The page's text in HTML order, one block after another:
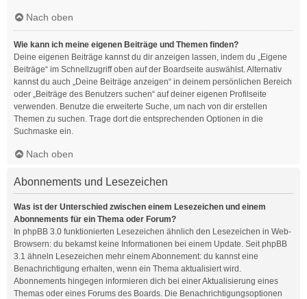
Nach oben
Wie kann ich meine eigenen Beiträge und Themen finden?
Deine eigenen Beiträge kannst du dir anzeigen lassen, indem du „Eigene
Beiträge“ im Schnellzugriff oben auf der Boardseite auswählst. Alternativ
kannst du auch „Deine Beiträge anzeigen“ in deinem persönlichen Bereich
oder „Beiträge des Benutzers suchen“ auf deiner eigenen Profilseite
verwenden. Benutze die erweiterte Suche, um nach von dir erstellen
Themen zu suchen. Trage dort die entsprechenden Optionen in die
Suchmaske ein.
Nach oben
Abonnements und Lesezeichen
Was ist der Unterschied zwischen einem Lesezeichen und einem
Abonnements für ein Thema oder Forum?
In phpBB 3.0 funktionierten Lesezeichen ähnlich den Lesezeichen in Web-
Browsern: du bekamst keine Informationen bei einem Update. Seit phpBB
3.1 ähneln Lesezeichen mehr einem Abonnement: du kannst eine
Benachrichtigung erhalten, wenn ein Thema aktualisiert wird.
Abonnements hingegen informieren dich bei einer Aktualisierung eines
Themas oder eines Forums des Boards. Die Benachrichtigungsoptionen